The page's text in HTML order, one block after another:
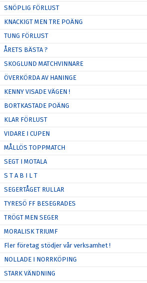
SNÖPLIG FÖRLUST
KNACKIGT MEN TRE POÄNG
TUNG FÖRLUST
ÅRETS BÄSTA ?
SKOGLUND MATCHVINNARE
ÖVERKÖRDA AV HANINGE
KENNY VISADE VÄGEN !
BORTKASTADE POÄNG
KLAR FÖRLUST
VIDARE I CUPEN
MÅLLÖS TOPPMATCH
SEGT I MOTALA
S T A B I L T
SEGERTÅGET RULLAR
TYRESÖ FF BESEGRADES
TRÖGT MEN SEGER
MORALISK TRIUMF
Fler företag stödjer vår verksamhet !
NOLLADE I NORRKÖPING
STARK VÄNDNING